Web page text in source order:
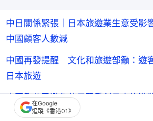
中日關係緊張｜日本旅遊業生意受
中國顧客人數減
中國再發提醒 文化和旅遊部籲：遊
日本旅遊
中國籲公民避免赴日恐重創日本旅
華遊客地區之冠
在Google
追蹤《香港01》